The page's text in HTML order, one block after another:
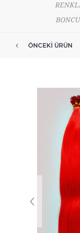
ÖNCEKI ÜRÜN